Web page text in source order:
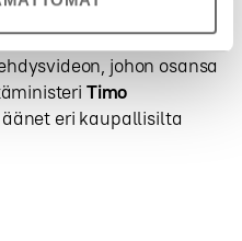
päivänä 24.4.
johon osansa
Timo
eri kaupallisilta